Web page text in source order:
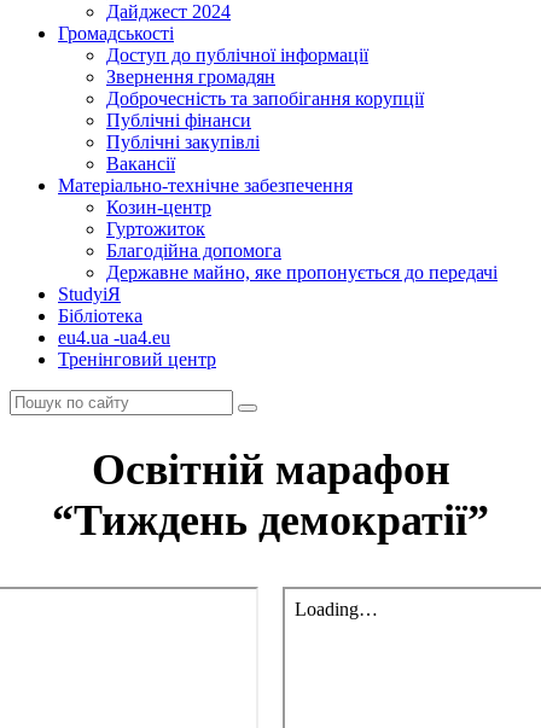
Дайджест 2024
Громадськості
Доступ до публічної інформації
Звернення громадян
Доброчесність та запобігання корупції
Публічні фінанси
Публічні закупівлі
Вакансії
Матеріально-технічне забезпечення
Козин-центр
Гуртожиток
Благодійна допомога
Державне майно, яке пропонується до передачі
StudyіЯ
Бібліотека
eu4.ua -ua4.eu
Тренінговий центр
Освітній марафон
“Тиждень демократії”